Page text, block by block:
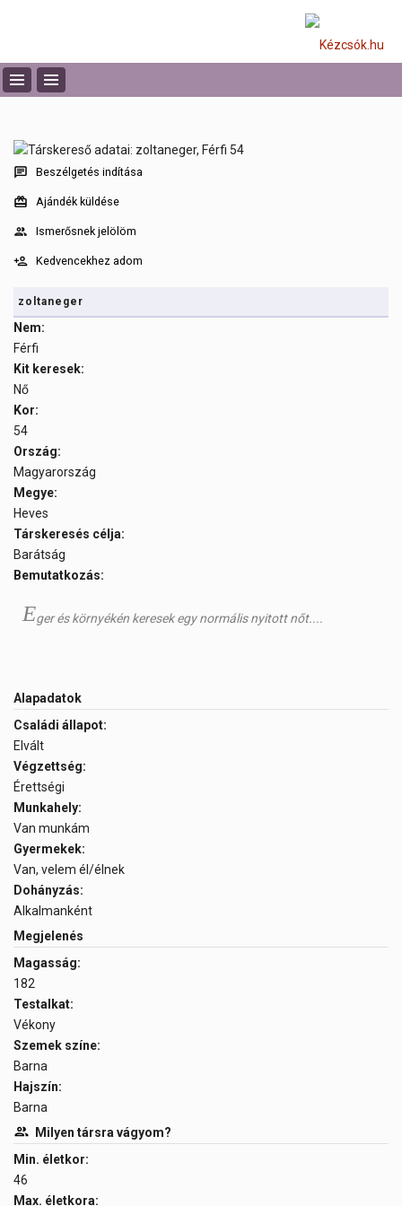
Beszélgetés indítása
Ajándék küldése
Ismerősnek jelölöm
Kedvencekhez adom
zoltaneger
Nem:
Férfi
Kit keresek:
Nő
Kor:
54
Ország:
Magyarország
Megye:
Heves
Társkeresés célja:
Barátság
Bemutatkozás:
Eger és környékén keresek egy normális nyitott nőt....
Alapadatok
Családi állapot:
Elvált
Végzettség:
Érettségi
Munkahely:
Van munkám
Gyermekek:
Van, velem él/élnek
Dohányzás:
Alkalmanként
Megjelenés
Magasság:
182
Testalkat:
Vékony
Szemek színe:
Barna
Hajszín:
Barna
Milyen társra vágyom?
Min. életkor:
46
Max. életkora: